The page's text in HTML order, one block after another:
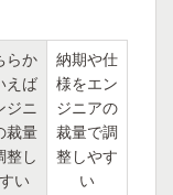
らか
えば
ジニ
裁量
整し
い
納期や仕
様をエン
ジニアの
裁量で調
整しやす
い